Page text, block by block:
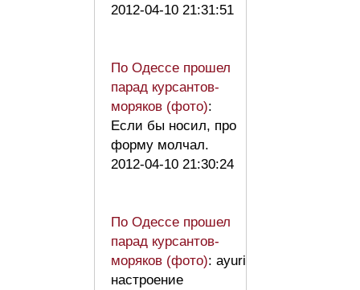
2012-04-10 21:31:51
По Одессе прошел
парад курсантов-
моряков (фото):
Если бы носил, про
форму молчал.
2012-04-10 21:30:24
По Одессе прошел
парад курсантов-
моряков (фото): ayuri
настроение